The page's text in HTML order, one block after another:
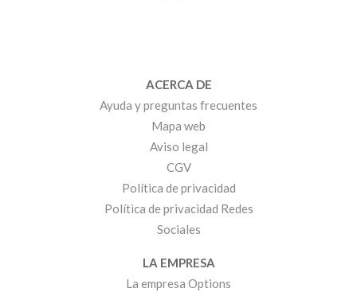
ACERCA DE
Ayuda y preguntas frecuentes
Mapa web
Aviso legal
CGV
Política de privacidad
Política de privacidad Redes
Sociales
LA EMPRESA
La empresa Options